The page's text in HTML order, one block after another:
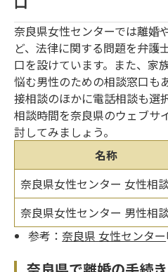
奈良県女性センターでは離婚
ど、法律に関する問題を弁護
口を設けています。また、家
悩む男性のための相談窓口も
接相談のほかに電話相談も選
相談時間を奈良県のウェブサ
討してみましょう。
名称
奈良県女性センター 女性相
奈良県女性センター 男性相
参考：奈良県 女性センター